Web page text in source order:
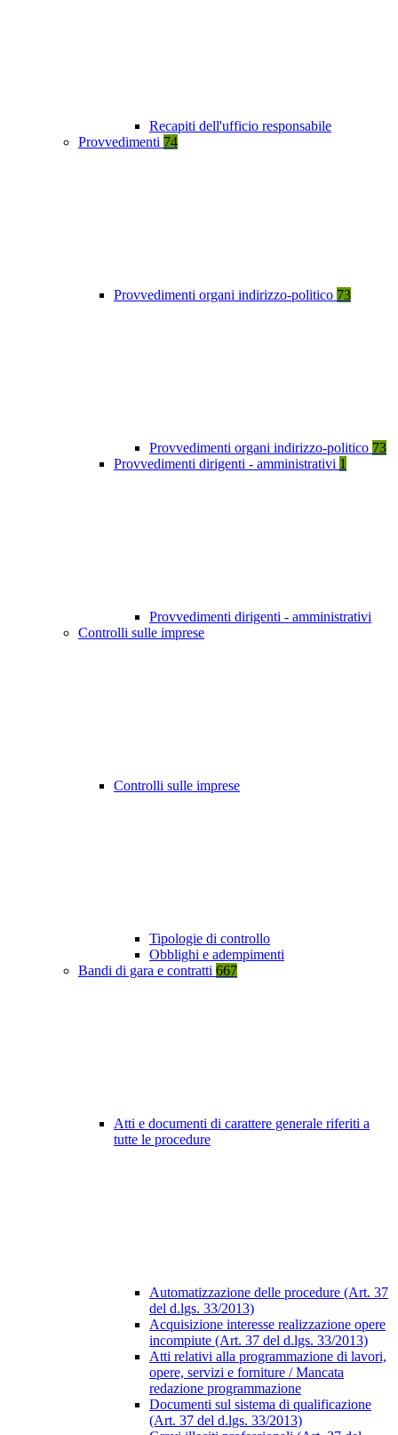
Recapiti dell'ufficio responsabile
Provvedimenti 74
Provvedimenti organi indirizzo-politico 73
Provvedimenti organi indirizzo-politico 73
Provvedimenti dirigenti - amministrativi 1
Provvedimenti dirigenti - amministrativi
Controlli sulle imprese
Controlli sulle imprese
Tipologie di controllo
Obblighi e adempimenti
Bandi di gara e contratti 667
Atti e documenti di carattere generale riferiti a
tutte le procedure
Automatizzazione delle procedure (Art. 37
del d.lgs. 33/2013)
Acquisizione interesse realizzazione opere
incompiute (Art. 37 del d.lgs. 33/2013)
Atti relativi alla programmazione di lavori,
opere, servizi e forniture / Mancata
redazione programmazione
Documenti sul sistema di qualificazione
(Art. 37 del d.lgs. 33/2013)